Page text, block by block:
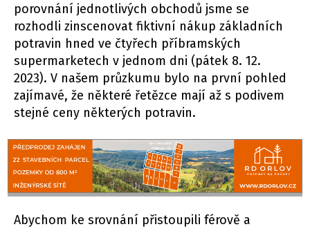
porovnání jednotlivých obchodů jsme se
rozhodli zinscenovat fiktivní nákup základních
potravin hned ve čtyřech příbramských
supermarketech v jednom dni (pátek 8. 12.
2023). V našem průzkumu bylo na první pohled
zajímavé, že některé řetězce mají až s podivem
stejné ceny některých potravin.
Abychom ke srovnání přistoupili férově a